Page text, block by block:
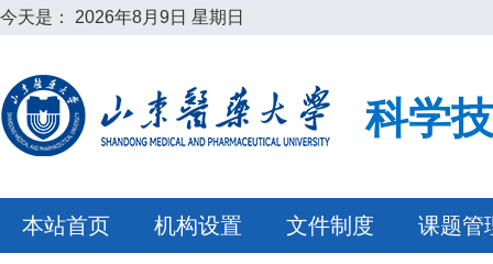
今天是： 2026年8月9日 星期日
科学
本站首页 机构设置 文件制度 课题管